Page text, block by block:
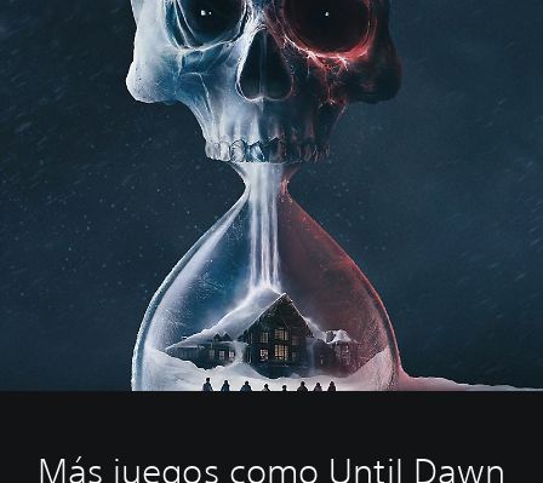
Más juegos como Until Dawn